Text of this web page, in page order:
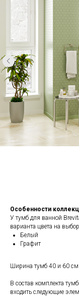
Особенности
У тумб для ванной
варианта цвета на
Белый
Графит
Ширина тумб 40 и 60 см
В состав комплекта
входить следующие